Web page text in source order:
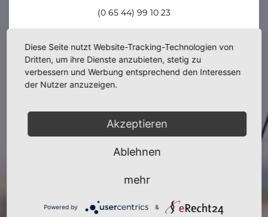
(0 65 44) 99 10 23
E-MAIL
og-sulzbach@vg-hr.de
Diese Seite nutzt Website-Tracking-Technologien von
Dritten, um ihre Dienste anzubieten, stetig zu
verbessern und Werbung entsprechend den Interessen
der Nutzer anzuzeigen.
Akzeptieren
Ablehnen
mehr
Powered by &